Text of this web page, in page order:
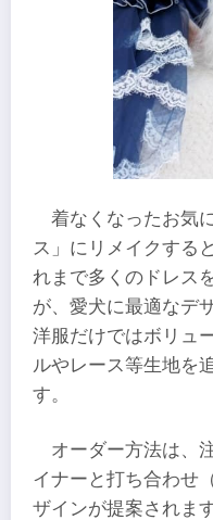
着なくなったお気
ス」にリメイクする
れまで多くのドレス
が、愛犬に最適なデ
洋服だけではボリュ
ルやレース等生地を
す。
オーダー方法は、
イナーと打ち合わせ
ザインが提案されま